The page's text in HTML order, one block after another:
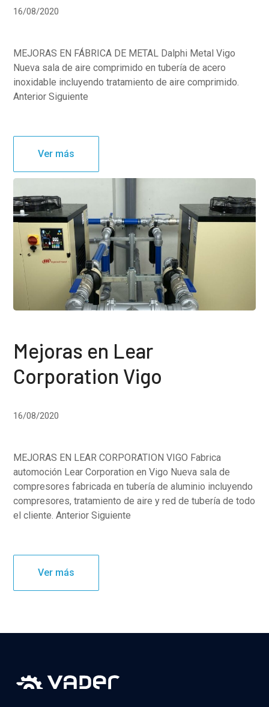
16/08/2020
MEJORAS EN FÁBRICA DE METAL Dalphi Metal Vigo
Nueva sala de aire comprimido en tubería de acero
inoxidable incluyendo tratamiento de aire comprimido.
Anterior Siguiente
Ver más
Mejoras en Lear
Corporation Vigo
16/08/2020
MEJORAS EN LEAR CORPORATION VIGO Fabrica
automoción Lear Corporation en Vigo Nueva sala de
compresores fabricada en tubería de aluminio incluyendo
compresores, tratamiento de aire y red de tubería de todo
el cliente. Anterior Siguiente
Ver más